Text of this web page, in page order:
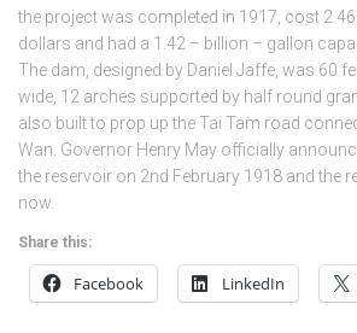
the project was completed in 1917, cost
dollars and had a 1.42 – billion – gallon
The dam, designed by Daniel Jaffe, was 60
wide, 12 arches supported by half round
also built to prop up the Tai Tam road
Wan. Governor Henry May officially
the reservoir on 2nd February 1918 and the
now.
Share this:
Facebook LinkedIn